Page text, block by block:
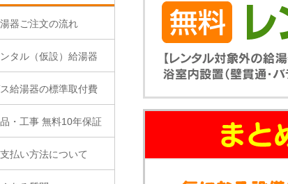
器ご注文の流れ
タル（仮設）給湯器
給湯器の標準取付費
・工事 無料10年保証
払い方法について